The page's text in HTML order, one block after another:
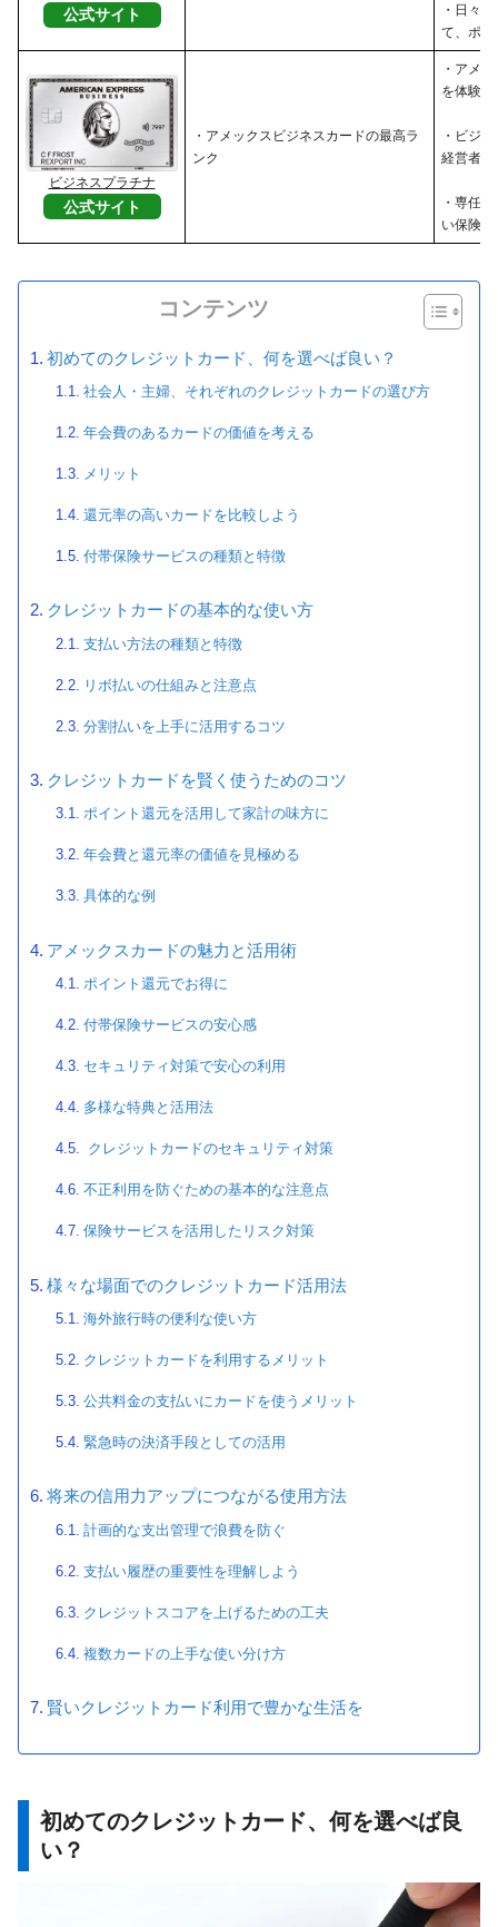
公式サイト
・日々
て、ポイ
ビジネスプラチナ
公式サイト
・アメックスビジネスカードの最高ラ
ンク
・アメ
を体験
・ビジ
経営者
・専任
い保険
コンテンツ
初めてのクレジットカード、何を選べば良い？
社会人・主婦、それぞれのクレジットカードの選び方
年会費のあるカードの価値を考える
メリット
還元率の高いカードを比較しよう
付帯保険サービスの種類と特徴
クレジットカードの基本的な使い方
支払い方法の種類と特徴
リボ払いの仕組みと注意点
分割払いを上手に活用するコツ
クレジットカードを賢く使うためのコツ
ポイント還元を活用して家計の味方に
年会費と還元率の価値を見極める
具体的な例
アメックスカードの魅力と活用術
ポイント還元でお得に
付帯保険サービスの安心感
セキュリティ対策で安心の利用
多様な特典と活用法
クレジットカードのセキュリティ対策
不正利用を防ぐための基本的な注意点
保険サービスを活用したリスク対策
様々な場面でのクレジットカード活用法
海外旅行時の便利な使い方
クレジットカードを利用するメリット
公共料金の支払いにカードを使うメリット
緊急時の決済手段としての活用
将来の信用力アップにつながる使用方法
計画的な支出管理で浪費を防ぐ
支払い履歴の重要性を理解しよう
クレジットスコアを上げるための工夫
複数カードの上手な使い分け方
賢いクレジットカード利用で豊かな生活を
初めてのクレジットカード、何を選べば良
い？